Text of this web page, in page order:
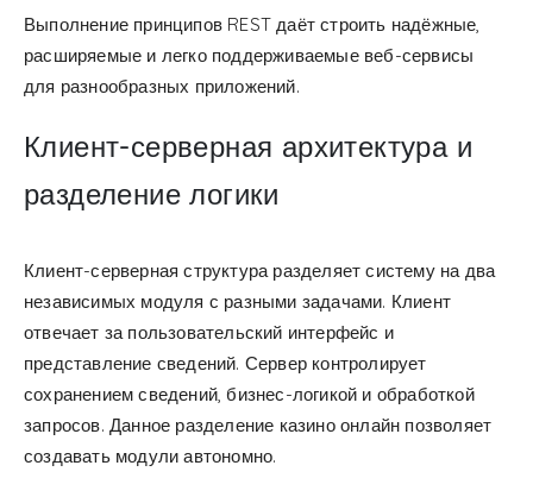
Выполнение принципов REST даёт строить надёжные,
расширяемые и легко поддерживаемые веб-сервисы
для разнообразных приложений.
Клиент-серверная архитектура и
разделение логики
Клиент-серверная структура разделяет систему на два
независимых модуля с разными задачами. Клиент
отвечает за пользовательский интерфейс и
представление сведений. Сервер контролирует
сохранением сведений, бизнес-логикой и обработкой
запросов. Данное разделение казино онлайн позволяет
создавать модули автономно.